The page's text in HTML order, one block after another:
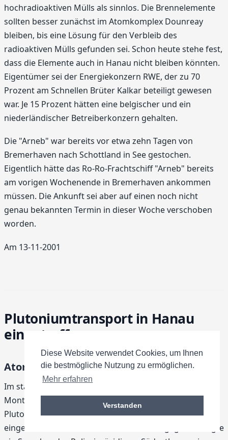
Diese Website verwendet Cookies, um Ihnen
die bestmögliche Nutzung zu ermöglichen.
Mehr erfahren
Verstanden
hochradioaktiven Mülls als sinnlos. Die Brennelemente
sollten besser zunächst im Atomkomplex Dounreay
bleiben, bis eine Lösung für den Verbleib des
radioaktiven Mülls gefunden sei. Schon heute stehe fest,
dass die Elemente auch in Hanau nicht bleiben könnten.
Eigentümer sei der Energiekonzern RWE, der zu 70
Prozent am Schnellen Brüter Kalkar beteiligt gewesen
war. Je 15 Prozent hätten eine belgischer und ein
niederländischer Betreiberkonzern gehalten.
Die "Arneb" war bereits vor etwa zehn Tagen von
Bremerhaven nach Schottland in See gestochen.
Eigentlich hätte das Ro-Ro-Frachtschiff "Arneb" bereits
am vorigen Wochenende in Bremerhaven ankommen
müssen. Die Ankunft sei aber auf einen noch nicht
genau bekannten Termin in dieser Woche verschoben
worden.
Am 13-11-2001
Plutoniumtransport in Hanau
eingetroffen
Atommüll-Tourismus
Im staatlichen Brennelementelager in Hanau ist am
Montagmorgen der dritte von vier geplanten
Plutoniumtransporten aus dem schottischen Dounray
eingetroffen. Zwischenfälle habe es nicht gegeben, sagte